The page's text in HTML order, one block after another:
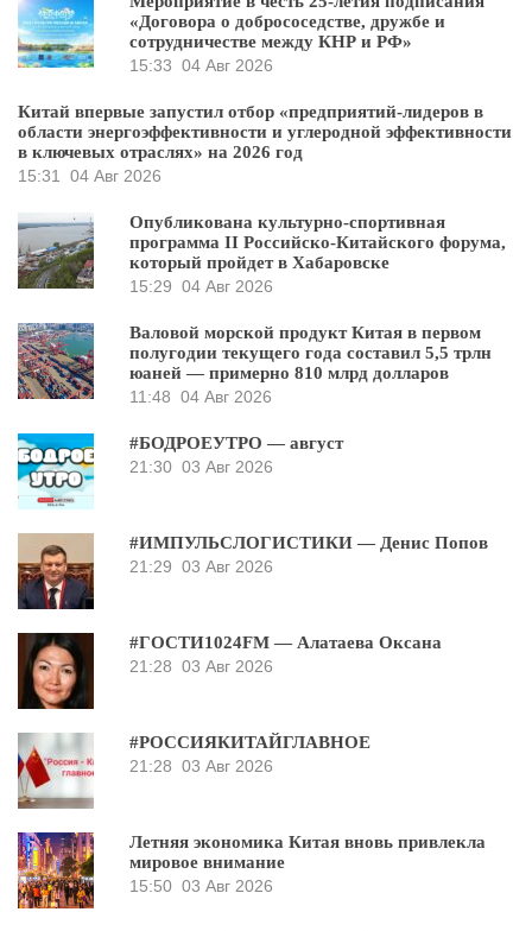
«Договора о добрососедстве, дружбе и
сотрудничестве между КНР и РФ»
15:33 04 Авг 2026
Китай впервые запустил отбор «предприятий-лидеров в
области энергоэффективности и углеродной эффективности
в ключевых отраслях» на 2026 год
15:31 04 Авг 2026
Опубликована культурно-спортивная
программа II Российско-Китайского форума,
который пройдет в Хабаровске
15:29 04 Авг 2026
Валовой морской продукт Китая в первом
полугодии текущего года составил 5,5 трлн
юаней — примерно 810 млрд долларов
11:48 04 Авг 2026
#БОДРОЕУТРО — август
21:30 03 Авг 2026
#ИМПУЛЬСЛОГИСТИКИ — Денис Попов
21:29 03 Авг 2026
#ГОСТИ1024FM — Алатаева Оксана
21:28 03 Авг 2026
#РОССИЯКИТАЙГЛАВНОЕ
21:28 03 Авг 2026
Летняя экономика Китая вновь привлекла
мировое внимание
15:50 03 Авг 2026